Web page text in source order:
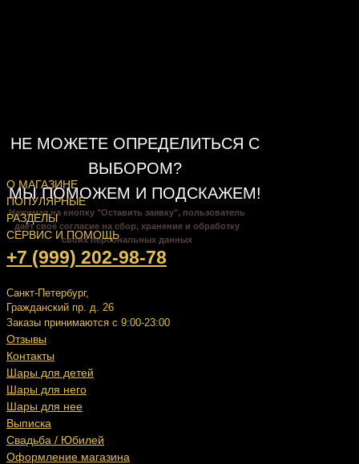
НЕ МОЖЕТЕ ОПРЕДЕЛИТЬСЯ С
ВЫБОРОМ?
МЫ ПОМОЖЕМ И ПОДСКАЖЕМ!
Нажимая на кнопку "Оставить заявку", пользователь
даёт своё согласие на сбор, хранение и обработку
своих персональных данных
О МАГАЗИНЕ
ПОПУЛЯРНЫЕ
РАЗДЕЛЫ
СЕРВИС И ПОМОЩЬ
+7 (999) 202-98-78
Санкт-Петербург,
Гражданский пр. д. 26
Заказы принимаются с 9:00-23:00
Отзывы
Контакты
Шары для детей
Шары для него
Шары для нее
Выписка
Свадьба / Юбилей
Оформление магазина